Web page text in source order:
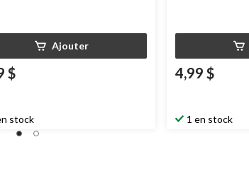
Ajouter
$
stock
4,99 $
1 en stock